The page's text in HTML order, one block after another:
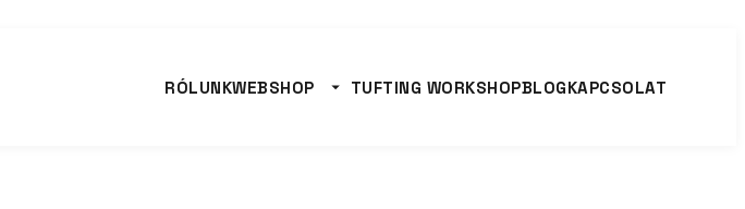
RÓLUNKWEBSHOP TUFTING WORKSHOPBLOGKAPCSOLAT